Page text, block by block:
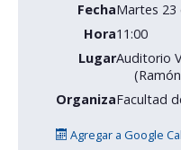
FechaMartes
Hora11:00
LugarAuditorio
OrganizaFacultad
Agregar a Google